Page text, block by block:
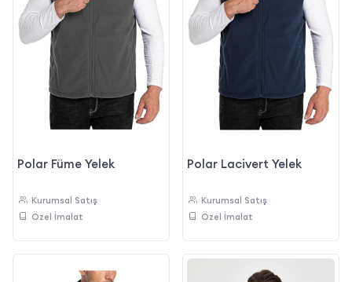
Polar Füme Yelek
Kurumsal Satış
Özel İmalat
Polar Lacivert Yelek
Kurumsal Satış
Özel İmalat